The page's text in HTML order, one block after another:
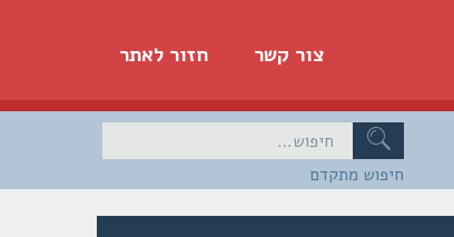
חזור לאתר צור קשר
חיפוש מתקדם